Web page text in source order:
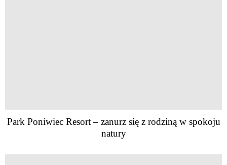
Park Poniwiec Resort – zanurz się z rodziną w spokoju
natury